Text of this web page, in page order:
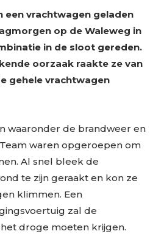
een vrachtwagen geladen
op de Waleweg in
in de sloot gereden.
oorzaak raakte ze van
gehele vrachtwagen
waaronder de brandweer en
waren opgeroepen om
Al snel bleek de
te zijn geraakt en kon ze
klimmen. Een
zal de
droge moeten krijgen.